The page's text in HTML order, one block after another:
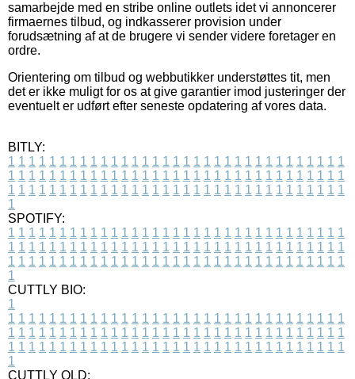
samarbejde med en stribe online outlets idet vi annoncerer
firmaernes tilbud, og indkasserer provision under
forudsætning af at de brugere vi sender videre foretager en
ordre.
Orientering om tilbud og webbutikker understøttes tit, men
det er ikke muligt for os at give garantier imod justeringer der
eventuelt er udført efter seneste opdatering af vores data.
BITLY:
1 1 1 1 1 1 1 1 1 1 1 1 1 1 1 1 1 1 1 1 1 1 1 1 1 1 1 1 1 1 1 1 1
1 1 1 1 1 1 1 1 1 1 1 1 1 1 1 1 1 1 1 1 1 1 1 1 1 1 1 1 1 1 1 1 1
1 1 1 1 1 1 1 1 1 1 1 1 1 1 1 1 1 1 1 1 1 1 1 1 1 1 1 1 1 1 1 1 1
1
SPOTIFY:
1 1 1 1 1 1 1 1 1 1 1 1 1 1 1 1 1 1 1 1 1 1 1 1 1 1 1 1 1 1 1 1 1
1 1 1 1 1 1 1 1 1 1 1 1 1 1 1 1 1 1 1 1 1 1 1 1 1 1 1 1 1 1 1 1 1
1 1 1 1 1 1 1 1 1 1 1 1 1 1 1 1 1 1 1 1 1 1 1 1 1 1 1 1 1 1 1 1 1
1
CUTTLY BIO:
1
1 1 1 1 1 1 1 1 1 1 1 1 1 1 1 1 1 1 1 1 1 1 1 1 1 1 1 1 1 1 1 1 1
1 1 1 1 1 1 1 1 1 1 1 1 1 1 1 1 1 1 1 1 1 1 1 1 1 1 1 1 1 1 1 1 1
1 1 1 1 1 1 1 1 1 1 1 1 1 1 1 1 1 1 1 1 1 1 1 1 1 1 1 1 1 1 1 1 1
1
CUTTLY OLD: